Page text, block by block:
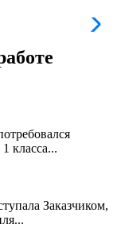
класса...
Заказчиком,